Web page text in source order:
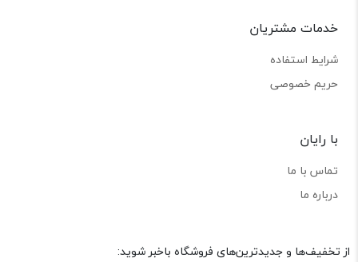
خدمات مشتریان
شرایط استفاده
حریم خصوصی
با رایان
تماس با ما
درباره ما
از تخفیف‌ها و جدیدترین‌های فروشگاه باخبر شوید: